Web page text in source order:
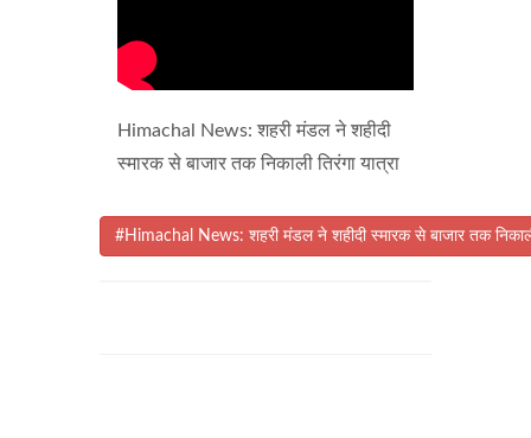
Himachal News: शहरी मंडल ने शहीदी
स्मारक से बाजार तक निकाली तिरंगा यात्रा
#Himachal News: शहरी मंडल ने शहीदी स्मारक से बाजार तक निकाली